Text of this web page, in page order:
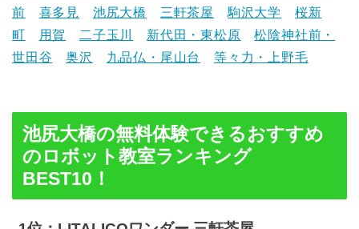
前
喜多見 池尻大橋 三軒茶屋 駒沢大学
桜新
町
用賀 二子玉川 新代田・東松原
松陰神社前・
世田谷
奥沢 九品仏・尾山台 等々力・上野毛
池尻大橋の無料体験できるおすすめ
のロボット教室ランキング
BEST10！